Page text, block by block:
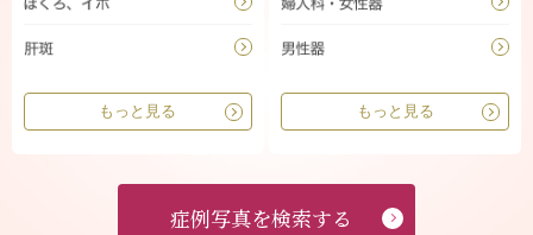
もっと見る もっと見る
症例写真を検索する